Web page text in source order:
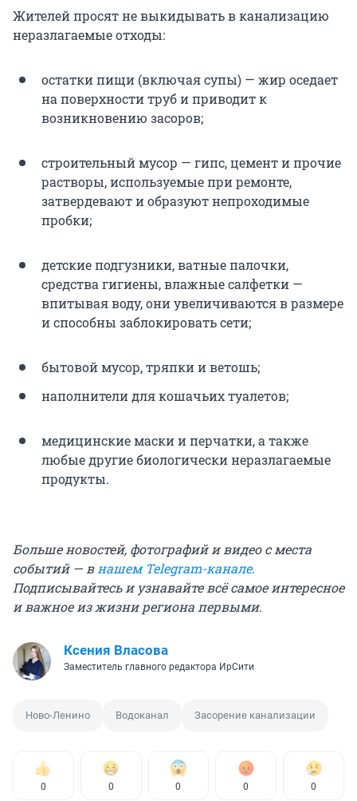
Жителей просят не выкидывать в канализацию
неразлагаемые отходы:
остатки пищи (включая супы) — жир оседает
на поверхности труб и приводит к
возникновению засоров;
строительный мусор — гипс, цемент и прочие
растворы, используемые при ремонте,
затвердевают и образуют непроходимые
пробки;
детские подгузники, ватные палочки,
средства гигиены, влажные салфетки —
впитывая воду, они увеличиваются в размере
и способны заблокировать сети;
бытовой мусор, тряпки и ветошь;
наполнители для кошачьих туалетов;
медицинские маски и перчатки, а также
любые другие биологически неразлагаемые
продукты.
Больше новостей, фотографий и видео с места
событий — внашем Telegram-канале.
Подписывайтесь и узнавайте всё самое интересное
и важное из жизни региона первыми.
Ксения Власова
Заместитель главного редактора ИрСити
Ново-Ленино Водоканал Засорение канализации
0 0 0 0 0